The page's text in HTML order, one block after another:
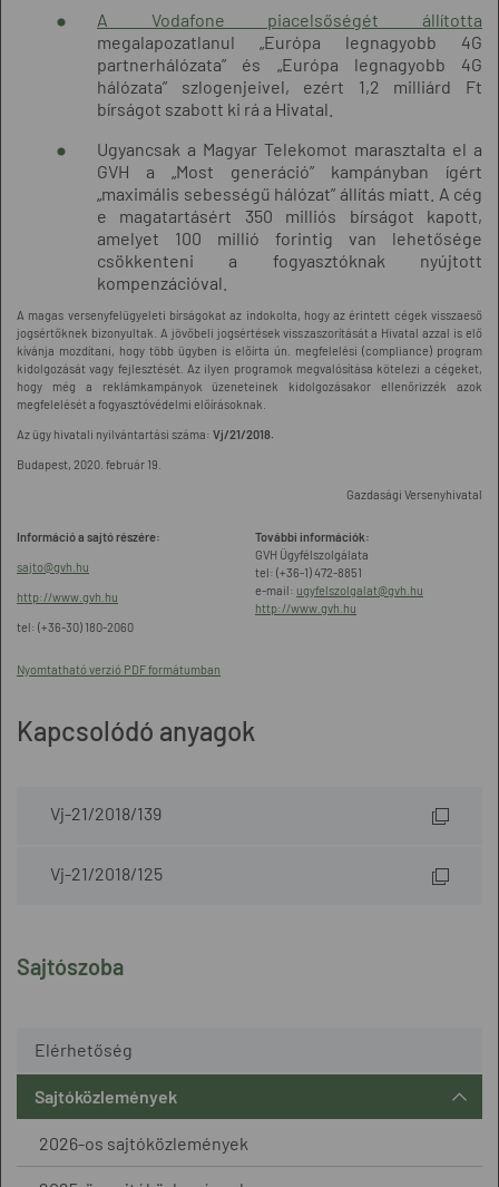
Sajtószoba
Elérhetőség
Sajtóközlemények
2026-os sajtóközlemények
A Vodafone piacelsőségét állította
megalapozatlanul „Európa legnagyobb 4G
partnerhálózata” és „Európa legnagyobb 4G
hálózata” szlogenjeivel, ezért 1,2 milliárd Ft
bírságot szabott ki rá a Hivatal.
Ugyancsak a Magyar Telekomot marasztalta el a
GVH a „Most generáció” kampányban ígért
„maximális sebességű hálózat” állítás miatt. A cég
e magatartásért 350 milliós bírságot kapott,
amelyet 100 millió forintig van lehetősége
csökkenteni a fogyasztóknak nyújtott
kompenzációval.
A magas versenyfelügyeleti bírságokat az indokolta, hogy az érintett cégek visszaeső
jogsértőknek bizonyultak. A jövőbeli jogsértések visszaszorítását a Hivatal azzal is elő
kívánja mozdítani, hogy több ügyben is előírta ún. megfelelési (compliance) program
kidolgozását vagy fejlesztését. Az ilyen programok megvalósítása kötelezi a cégeket,
hogy még a reklámkampányok üzeneteinek kidolgozásakor ellenőrizzék azok
megfelelését a fogyasztóvédelmi előírásoknak.
Az ügy hivatali nyilvántartási száma: Vj/21/2018.
Budapest, 2020. február 19.
Gazdasági Versenyhivatal
Információ a sajtó részére:
sajto@gvh.hu
http://www.gvh.hu
tel: (+36-30) 180-2060
További információk:
GVH Ügyfélszolgálata
tel: (+36-1) 472-8851
e-mail: ugyfelszolgalat@gvh.hu
http://www.gvh.hu
Nyomtatható verzió PDF formátumban
Kapcsolódó anyagok
Vj-21/2018/139
Vj-21/2018/125